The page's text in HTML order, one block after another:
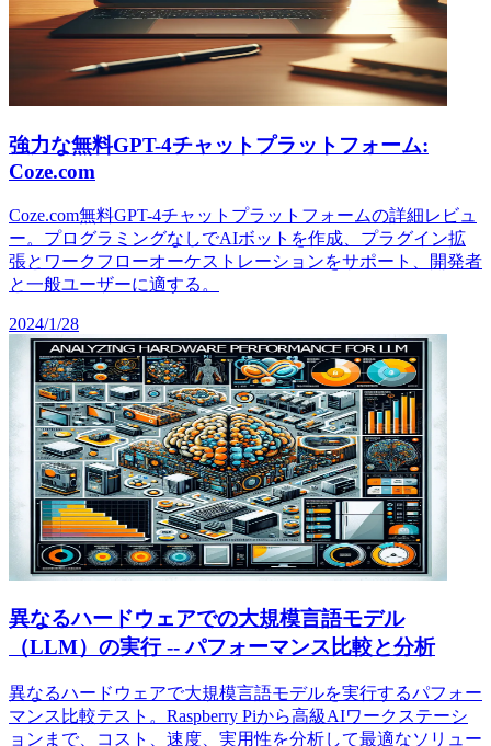
強力な無料GPT-4チャットプラットフォーム:
Coze.com
Coze.com無料GPT-4チャットプラットフォームの詳細レビュ
ー。プログラミングなしでAIボットを作成、プラグイン拡
張とワークフローオーケストレーションをサポート、開発者
と一般ユーザーに適する。
2024/1/28
異なるハードウェアでの大規模言語モデル
（LLM）の実行 -- パフォーマンス比較と分析
異なるハードウェアで大規模言語モデルを実行するパフォー
マンス比較テスト。Raspberry Piから高級AIワークステーシ
ョンまで、コスト、速度、実用性を分析して最適なソリュー